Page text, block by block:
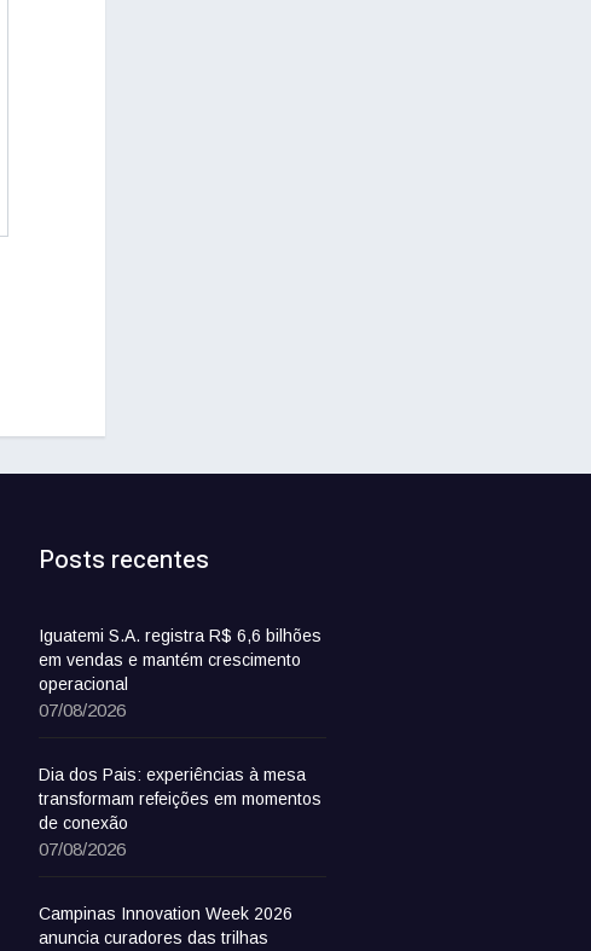
Posts recentes
Iguatemi S.A. registra R$ 6,6 bilhões
em vendas e mantém crescimento
operacional
07/08/2026
Dia dos Pais: experiências à mesa
transformam refeições em momentos
de conexão
07/08/2026
Campinas Innovation Week 2026
anuncia curadores das trilhas